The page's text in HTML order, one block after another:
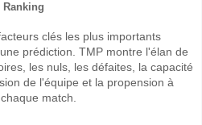
Ranking
clés les plus importants
prédiction. TMP montre l'élan de
les nuls, les défaites, la capacité
de l'équipe et la propension à
match.